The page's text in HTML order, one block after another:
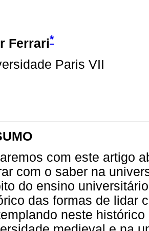
Ferrari*
Paris VII
com este artigo
com o saber na
do ensino
das formas de lidar
neste